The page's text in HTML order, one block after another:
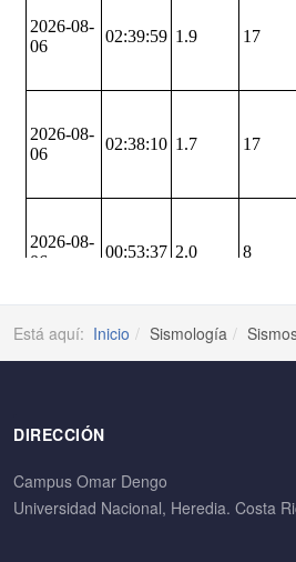
Está aquí: Inicio Sismología
DIRECCIÓN
Campus Omar Dengo
Universidad Nacional, Heredia. Costa